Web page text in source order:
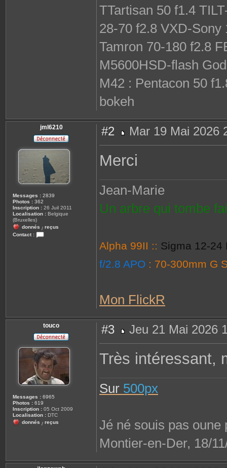
TTartisan 50 f1.4
28-70 f2.8 VXD-
Tamron 70-180 f2.8
M5600HSD-flash
M42 : Pentacon 50
bokeh
jml6210
Messages : 2839
Photos : 362
Inscription : 26 Juil 2011
Localisation : Belgique
(Bruxelles)
donnés / reçus
Contact :
2
1
0
#2
e
s
a
Mar 19 Mai 2026
Merci
Jean-Marie
Un arbre qui tombe
Alpha 99II :: Sigma 12-24
f/2.8 APO : 70-300mm G
Mon FlickR
touco
Messages : 6965
Photos : 619
Inscription : 05 Oct 2009
Localisation : DTC
donnés / reçus
#3
e
s
a
Jeu 21 Mai 2026
Très intéressant,
Sur 500px
Jé né souis pas
Montier-en-Der, 18/